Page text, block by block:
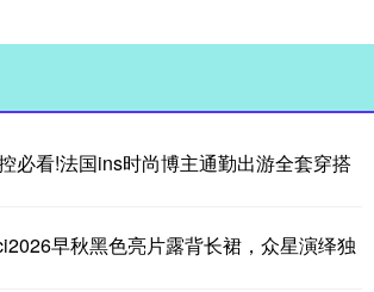
必看!法国ins时尚博主通勤出游全套穿搭
早秋黑色亮片露背长裙，众星演绎独